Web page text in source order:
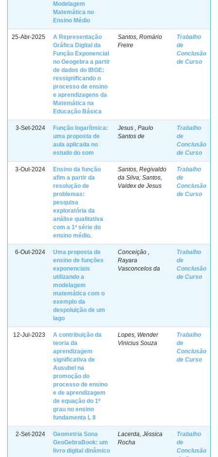
Modelagem
Matemática no
Ensino Médio
25-Abr-2025
A Representação
Gráfica Digital da
Função Exponencial
no Geogebra a partir
de dados do IBGE:
ressignificando o
processo de ensino
e aprendizagens da
Matemática na
Educação Básica
Santos, Romário
Freire
Trabalho
de
Conclusão
de Curso
3-Set-2024
Função logarítmica:
uma proposta de
aula aplicada no
estudo do som
Jesus , Paulo
Santos de
Trabalho
de
Conclusão
de Curso
3-Out-2024
Ensino da função
afim a partir da
resolução de
problemas:
pesquisa
exploratória da
análise qualitativa
com a 1ª série do
ensino médio.
Santos, Regivaldo
da Silva; Santos,
Valdex de Jesus
Trabalho
de
Conclusão
de Curso
6-Out-2024
Uma proposta de
ensino de funções
exponenciais
utilizando a
modelagem
matemática com o
exemplo da
despoluição de um
lago
Conceição ,
Rayara
Vasconcelos da
Trabalho
de
Conclusão
de Curso
12-Jul-2023
A contribuição da
teoria da
aprendizagem
significativa de
Ausubel na
promoção do
processo de ensino
e de aprendizagem
de equação do 1º
grau no ensino
fundamenta L II
Lopes, Wender
Vinicius Souza
Trabalho
de
Conclusão
de Curso
2-Set-2024
Geometria Sona
GeoGebraBook: um
livro digital dinâmico
Lacerda, Jéssica
Rocha
Trabalho
de
Conclusão